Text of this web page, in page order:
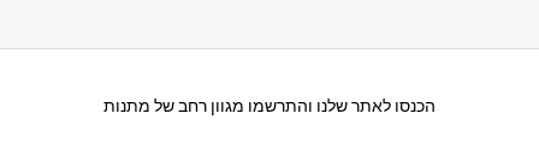
הכנסו לאתר שלנו והתרשמו מגוון רחב של מתנות